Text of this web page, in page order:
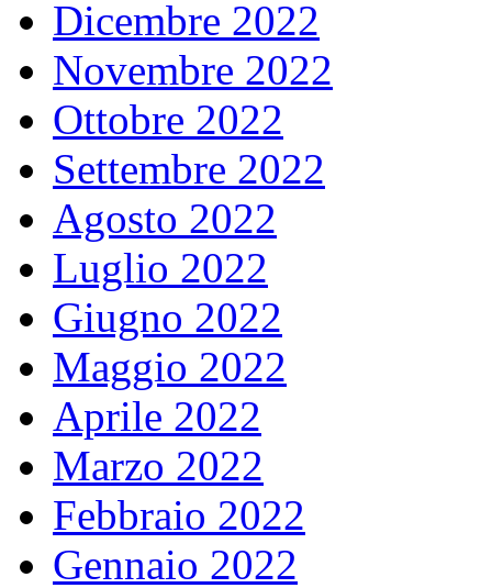
Dicembre 2022
Novembre 2022
Ottobre 2022
Settembre 2022
Agosto 2022
Luglio 2022
Giugno 2022
Maggio 2022
Aprile 2022
Marzo 2022
Febbraio 2022
Gennaio 2022